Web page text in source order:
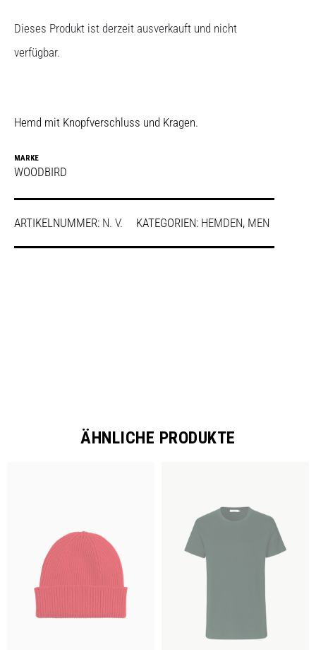
Dieses Produkt ist derzeit ausverkauft und nicht
verfügbar.
Hemd mit Knopfverschluss und Kragen.
MARKE
WOODBIRD
ARTIKELNUMMER: N. V. KATEGORIEN: HEMDEN, MEN
ÄHNLICHE PRODUKTE